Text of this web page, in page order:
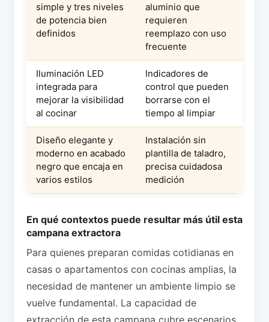
simple y tres niveles
de potencia bien
definidos
aluminio que
requieren
reemplazo con uso
frecuente
Iluminación LED
integrada para
mejorar la visibilidad
al cocinar
Indicadores de
control que pueden
borrarse con el
tiempo al limpiar
Diseño elegante y
moderno en acabado
negro que encaja en
varios estilos
Instalación sin
plantilla de taladro,
precisa cuidadosa
medición
En qué contextos puede resultar más útil esta
campana extractora
Para quienes preparan comidas cotidianas en
casas o apartamentos con cocinas amplias, la
necesidad de mantener un ambiente limpio se
vuelve fundamental. La capacidad de
extracción de esta campana cubre escenarios